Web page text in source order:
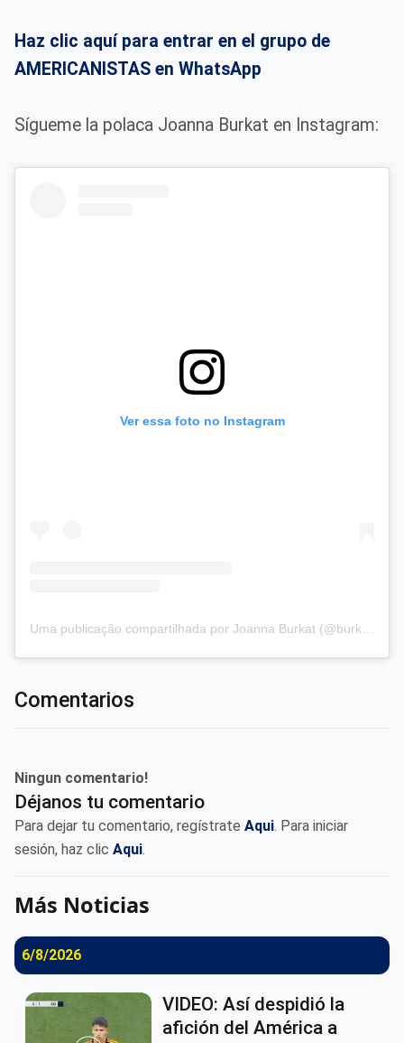
Haz clic aquí para entrar en el grupo de
AMERICANISTAS en WhatsApp
Sígueme la polaca Joanna Burkat en Instagram:
Ver essa foto no Instagram
Comentarios
Ningun comentario!
Déjanos tu comentario
Para dejar tu comentario, regístrate Aqui. Para iniciar
sesión, haz clic Aqui.
Más Noticias
6/8/2026
VIDEO: Así despidió la
afición del América a